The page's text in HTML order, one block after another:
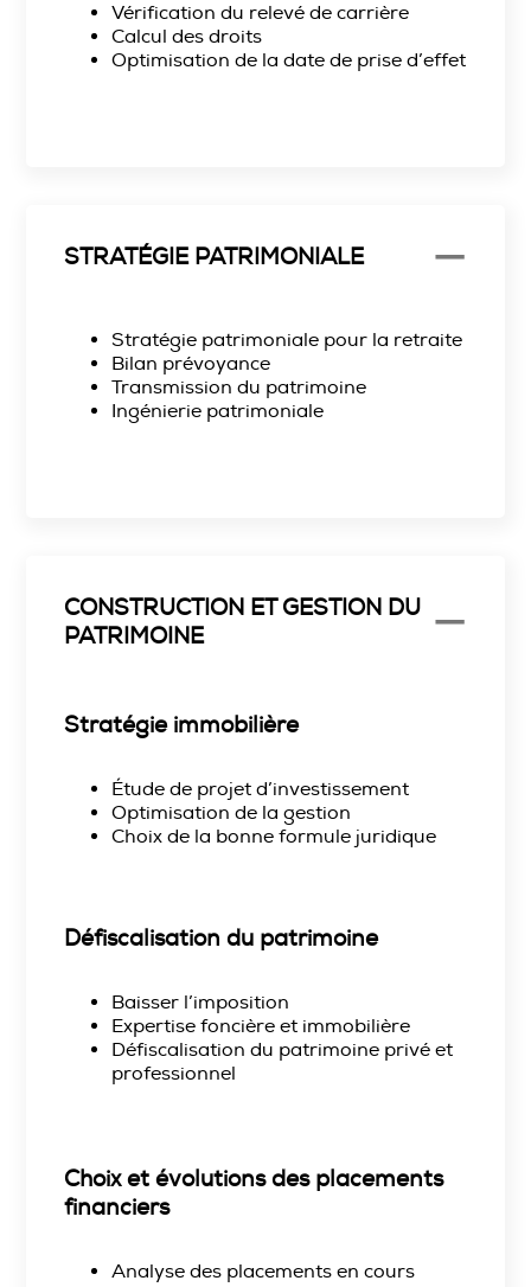
Vérification du relevé de carrière
Calcul des droits
Optimisation de la date de prise d’effet
STRATÉGIE PATRIMONIALE
Stratégie patrimoniale pour la retraite
Bilan prévoyance
Transmission du patrimoine
Ingénierie patrimoniale
CONSTRUCTION ET GESTION DU
PATRIMOINE
Stratégie immobilière
Étude de projet d’investissement
Optimisation de la gestion
Choix de la bonne formule juridique
Défiscalisation du patrimoine
Baisser l’imposition
Expertise foncière et immobilière
Défiscalisation du patrimoine privé et
professionnel
Choix et évolutions des placements
financiers
Analyse des placements en cours